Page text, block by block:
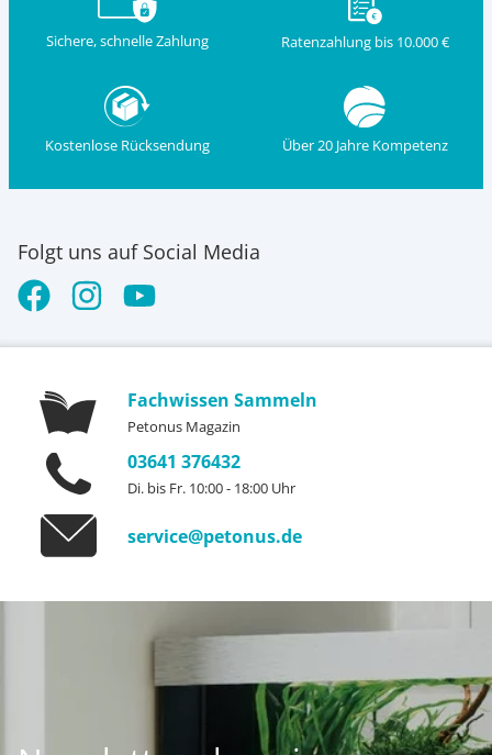
Sichere, schnelle Zahlung Ratenzahlung bis 10.000 €
Kostenlose Rücksendung Über 20 Jahre Kompetenz
Folgt uns auf Social Media
Fachwissen Sammeln
Petonus Magazin
03641 376432
Di. bis Fr. 10:00 - 18:00 Uhr
service@petonus.de